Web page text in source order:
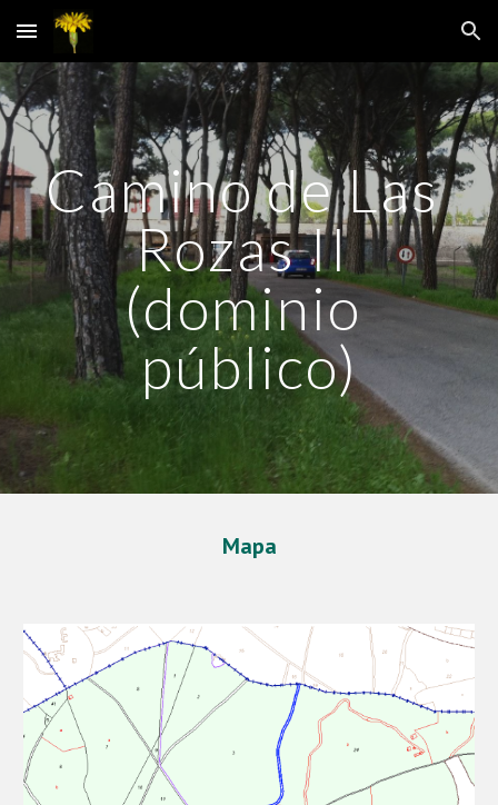
Skip to main content Skip to navigation
Camino de Las
Rozas II
(dominio
público)
Mapa